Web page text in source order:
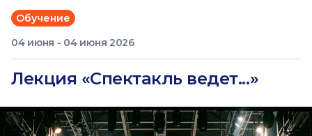
Обучение
04 июня - 04 июня 2026
Лекция «Спектакль ведет...»